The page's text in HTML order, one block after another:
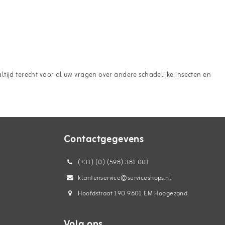
terecht voor al uw vragen over andere schadelijke insecten en
Contactgegevens
(+31) (0) (598) 381 001
klantenservice@serviceshops.nl
Hoofdstraat 190 9601 EM Hoogezand